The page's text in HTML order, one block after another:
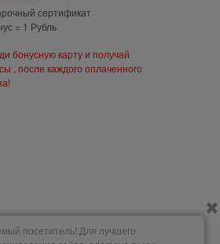
сертификат
= 1 Рубль
бонусную карту и получай
, после каждого оплаченного
посетитель! Для лучшего